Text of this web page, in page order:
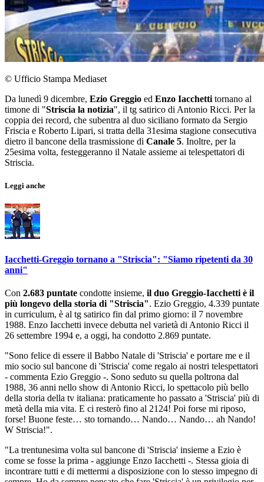
© Ufficio Stampa Mediaset
Da lunedì 9 dicembre, Ezio Greggio ed Enzo Iacchetti tornano al
timone di "Striscia la notizia", il tg satirico di Antonio Ricci. Per la
coppia dei record, che subentra al duo siciliano formato da Sergio
Friscia e Roberto Lipari, si tratta della 31esima stagione consecutiva
dietro il bancone della trasmissione di Canale 5. Inoltre, per la
25esima volta, festeggeranno il Natale assieme ai telespettatori di
Striscia.
Leggi anche
Iacchetti-Greggio tornano a "Striscia": "Siamo ripetenti da 30
anni"
Con 2.683 puntate condotte insieme, il duo Greggio-Iacchetti è il
più longevo della storia di "Striscia". Ezio Greggio, 4.339 puntate
in curriculum, è al tg satirico fin dal primo giorno: il 7 novembre
1988. Enzo Iacchetti invece debutta nel varietà di Antonio Ricci il
26 settembre 1994 e, a oggi, ha condotto 2.869 puntate.
"Sono felice di essere il Babbo Natale di 'Striscia' e portare me e il
mio socio sul bancone di 'Striscia' come regalo ai nostri telespettatori
- commenta Ezio Greggio -. Sono seduto su quella poltrona dal
1988, 36 anni nello show di Antonio Ricci, lo spettacolo più bello
della storia della tv italiana: praticamente ho passato a 'Striscia' più di
metà della mia vita. E ci resterò fino al 2124! Poi forse mi riposo,
forse! Buone feste… sto tornando… Nando… Nando… ah Nando!
W Striscia!".
"La trentunesima volta sul bancone di 'Striscia' insieme a Ezio è
come se fosse la prima - aggiunge Enzo Iacchetti -. Stessa gioia di
incontrare tutti e di mettermi a disposizione con lo stesso impegno di